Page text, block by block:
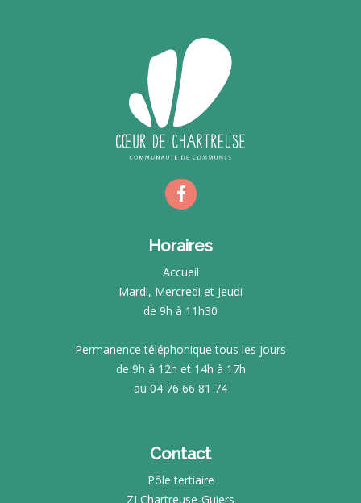
Horaires
Accueil
Mardi, Mercredi et Jeudi
de 9h à 11h30
Permanence téléphonique tous les jours
de 9h à 12h et 14h à 17h
au 04 76 66 81 74
Contact
Pôle tertiaire
ZI Chartreuse-Guiers